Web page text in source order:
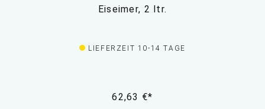
Eiseimer, 2 ltr.
LIEFERZEIT 10-14 TAGE
62,63 €*